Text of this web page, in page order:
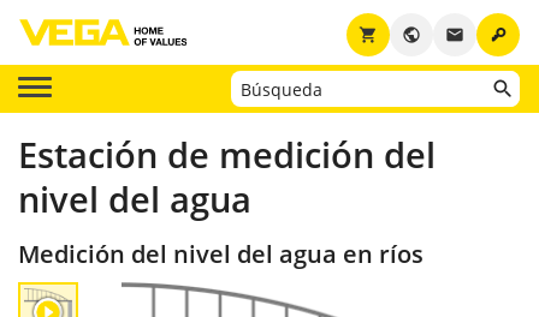
key
email
public
shopping_cart
Estación de medición del
nivel del agua
Medición del nivel del agua en ríos